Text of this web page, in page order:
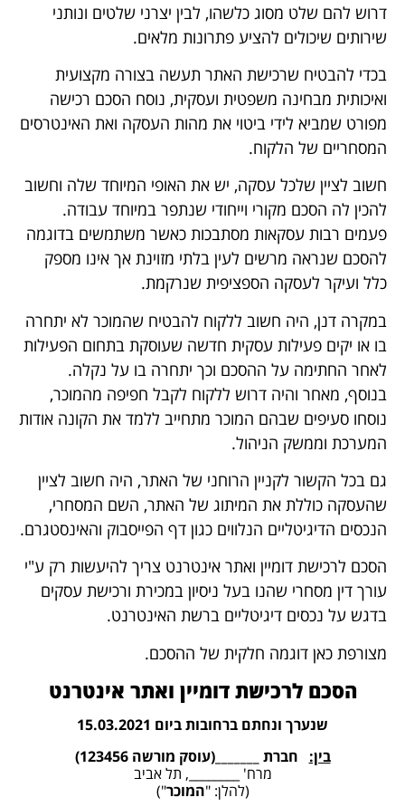
דרוש להם שלט מסוג כלשהו, לבין יצרני שלטים ונותני
שירותים שיכולים להציע פתרונות מלאים.
בכדי להבטיח שרכישת האתר תעשה בצורה מקצועית
ואיכותית מבחינה משפטית ועסקית, נוסח הסכם רכישה
מפורט שמביא לידי ביטוי את מהות העסקה ואת האינטרסים
המסחריים של הלקוח.
חשוב לציין שלכל עסקה, יש את האופי המיוחד שלה וחשוב
להכין לה הסכם מקורי וייחודי שנתפר במיוחד עבודה.
פעמים רבות עסקאות מסתבכות כאשר משתמשים בדוגמה
להסכם שנראה מרשים לעין בלתי מזוינת אך אינו מספק
כלל ועיקר לעסקה הספציפית שנרקמת.
במקרה דנן, היה חשוב ללקוח להבטיח שהמוכר לא יתחרה
בו או יקים פעילות עסקית חדשה שעוסקת בתחום הפעילות
לאחר החתימה על ההסכם וכך יתחרה בו על נקלה.
בנוסף, מאחר והיה דרוש ללקוח לקבל חפיפה מהמוכר,
נוסחו סעיפים שבהם המוכר מתחייב ללמד את הקונה אודות
המערכת וממשק הניהול.
גם בכל הקשור לקניין הרוחני של האתר, היה חשוב לציין
שהעסקה כוללת את המיתוג של האתר, השם המסחרי,
הנכסים הדיגיטליים הנלווים כגון דף הפייסבוק והאינסטגרם.
הסכם לרכישת דומיין ואתר אינטרנט צריך להיעשות רק ע"י
עורך דין מסחרי שהנו בעל ניסיון במכירת ורכישת עסקים
בדגש על נכסים דיגיטליים ברשת האינטרנט.
מצורפת כאן דוגמה חלקית של ההסכם.
הסכם לרכישת דומיין ואתר אינטרנט
שנערך ונחתם ברחובות ביום 15.03.2021
בין: חברת _______(עוסק מורשה 123456)
מרח' ________, תל אביב
(להלן: "המוכר")